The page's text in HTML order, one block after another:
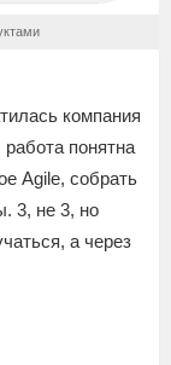
компания
понятна
Agile, собрать
3, не 3, но
а через